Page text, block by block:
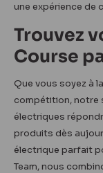
une expérience de
Trouvez
Course
Que vous soyez à
compétition, notre
électriques
produits dès
électrique parfait
Team, nous